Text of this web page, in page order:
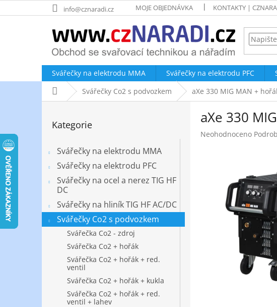
na
info@cznaradi.cz MOJE OBJEDNÁVKA KONTAKTY |
Svářečky na elektrodu MMA Svářečky na elektrodu PFC
Domů Svářečky Co2 s podvozkem aXe 330 MIG MAN +
n
kategorie
Kategorie
Svářečky na elektrodu MMA
Svářečky na elektrodu PFC
Svářečky na ocel a nerez TIG HF
DC
Svářečky na hliník TIG HF AC/DC
Svářečky Co2 s podvozkem
Svářečka Co2 - zdroj
Svářečka Co2 + hořák
Svářečka Co2 + hořák + red.
ventil
Svářečka Co2 + hořák + kukla
Svářečka Co2 + hořák + red.
ventil + lahev
aXe 330
Průměrné
hvězdiček.
Neohodnoceno